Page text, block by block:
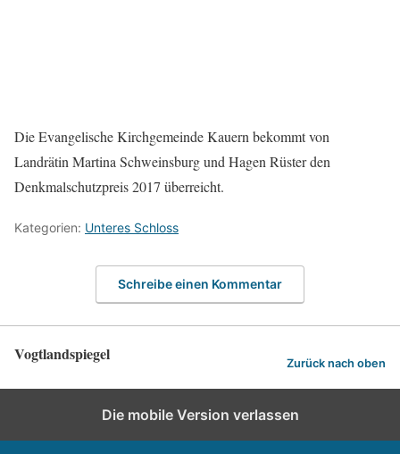
Die Evangelische Kirchgemeinde Kauern bekommt von
Landrätin Martina Schweinsburg und Hagen Rüster den
Denkmalschutzpreis 2017 überreicht.
Kategorien: Unteres Schloss
Schreibe einen Kommentar
Vogtlandspiegel Zurück nach oben
Die mobile Version verlassen